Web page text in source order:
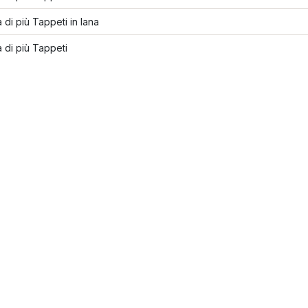
di più Tappeti in lana
di più Tappeti